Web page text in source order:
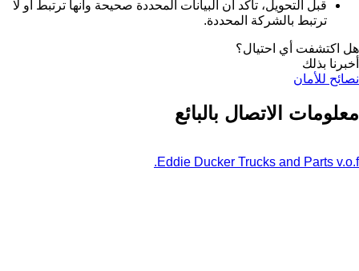
قبل التحويل، تأكد أن البيانات المحددة صحيحة وأنها ترتبط أو لا
ترتبط بالشركة المحددة.
هل اكتشفت أي احتيال؟
أخبرنا بذلك
نصائح للأمان
معلومات الاتصال بالبائع
Eddie Ducker Trucks and Parts v.o.f.